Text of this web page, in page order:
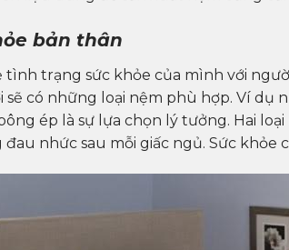
bản thân
tình trạng sức khỏe của mình với
sẽ có những loại nệm phù hợp. Ví dụ
ép là sự lựa chọn lý tưởng. Hai
nhức sau mỗi giấc ngủ. Sức khỏe